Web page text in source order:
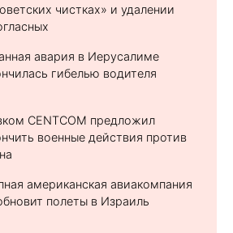
чистках» и удалении
авария в Иерусалиме
гибелью водителя
CENTCOM предложил
военные действия против
американская авиакомпания
полеты в Израиль